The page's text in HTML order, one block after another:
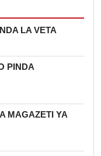
LA VETA
PINDA
MAGAZETI YA